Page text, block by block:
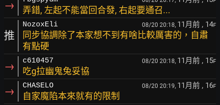
→ 弄錯, 左起不能當回合發, 右起要通召...
推
NozoxEli 08/20 20:18, 11月前 , 14F
同步協調除了本家想不到有啥比較厲害的，自肅
有點硬
→ c610457 08/20 20:18, 11月前 , 15F
吃g拉幽鬼兔妥協
→ CHASELO 08/20 20:19, 11月前 , 16F
自家魔陷本來就有的限制